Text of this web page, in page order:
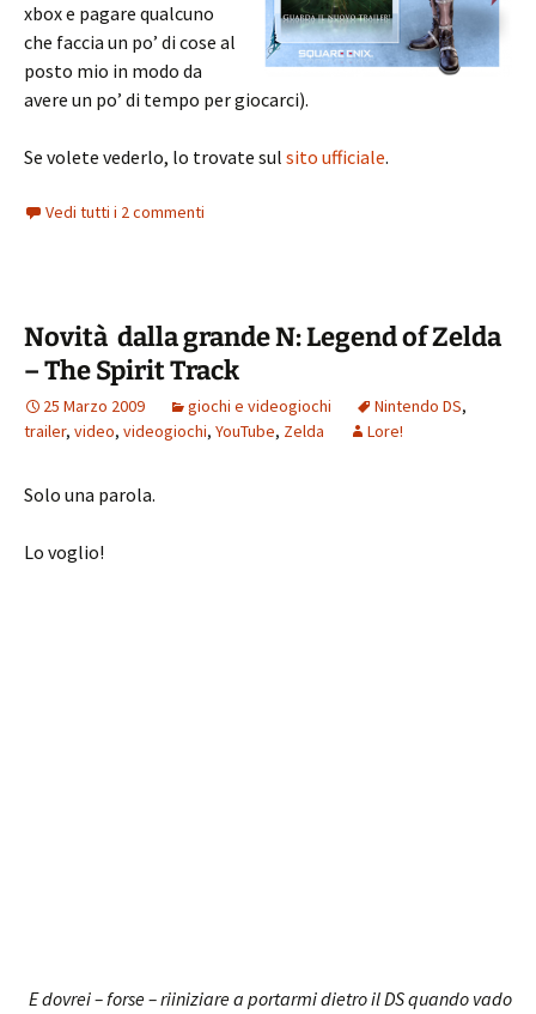
xbox e pagare qualcuno
che faccia un po’ di cose al
posto mio in modo da
avere un po’ di tempo per giocarci).
Se volete vederlo, lo trovate sul sito ufficiale.
Vedi tutti i 2 commenti
Novità dalla grande N: Legend of Zelda
– The Spirit Track
25 Marzo 2009 giochi e videogiochi Nintendo DS,
trailer, video, videogiochi, YouTube, Zelda Lore!
Solo una parola.
Lo voglio!
E dovrei – forse – riiniziare a portarmi dietro il DS quando vado